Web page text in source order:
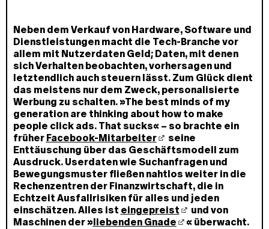
Neben dem Verkauf von Hardware, Software und
Dienstleistungen macht die Tech-Branche vor
allem mit Nutzerdaten Geld; Daten, mit denen
sich Verhalten beobachten, vorhersagen und
letztendlich auch steuern lässt. Zum Glück dient
das meistens nur dem Zweck, personalisierte
Werbung zu schalten. »The best minds of my
generation are thinking about how to make
people click ads. That sucks« – so brachte ein
früher Facebook-Mitarbeiter
seine
Enttäuschung über das Geschäftsmodell zum
Ausdruck. Userdaten wie Suchanfragen und
Bewegungsmuster fließen nahtlos weiter in die
Rechenzentren der Finanzwirtschaft, die in
Echtzeit Ausfallrisiken für alles und jeden
einschätzen. Alles ist eingepreist
und von
Maschinen der » liebenden Gnade « überwacht.